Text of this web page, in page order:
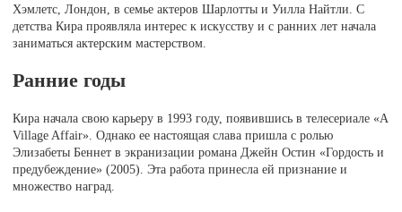
Хэмлетс, Лондон, в семье актеров Шарлотты и Уилла Найтли. С
детства Кира проявляла интерес к искусству и с ранних лет начала
заниматься актерским мастерством.
Ранние годы
Кира начала свою карьеру в 1993 году, появившись в телесериале «A
Village Affair». Однако ее настоящая слава пришла с ролью
Элизабеты Беннет в экранизации романа Джейн Остин «Гордость и
предубеждение» (2005). Эта работа принесла ей признание и
множество наград.